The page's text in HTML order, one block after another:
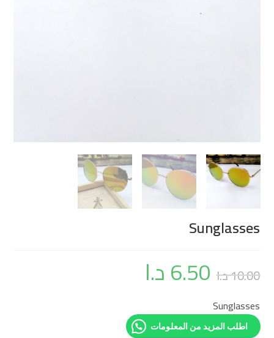
Sunglasses
10.00د.ا 6.50د.ا
Sunglasses
اطلب المزيد من المعلومات